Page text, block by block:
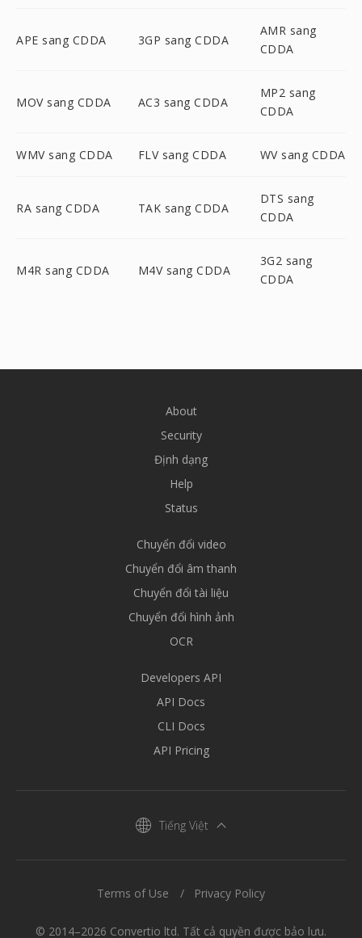
APE sang CDDA 3GP sang CDDA
AMR sang
CDDA
MOV sang CDDA AC3 sang CDDA
MP2 sang
CDDA
WMV sang CDDA FLV sang CDDA WV sang CDDA
RA sang CDDA TAK sang CDDA
DTS sang
CDDA
M4R sang CDDA M4V sang CDDA
3G2 sang
CDDA
About
Security
Định dạng
Help
Status
Chuyển đổi video
Chuyển đổi âm thanh
Chuyển đổi tài liệu
Chuyển đổi hình ảnh
OCR
Developers API
API Docs
CLI Docs
API Pricing
Tiếng Việt
© 2014–2026 Convertio ltd. Tất cả quyền được bảo lưu.
Terms of Use Privacy Policy